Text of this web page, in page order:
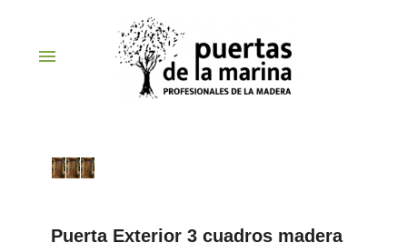
menu
Puerta Exterior 3 cuadros madera